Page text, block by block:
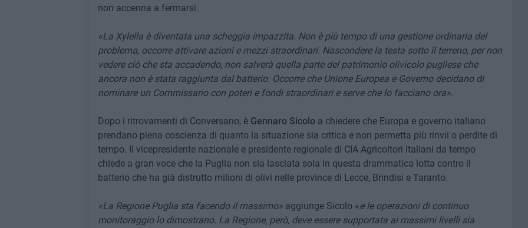
non accenna a fermarsi.
«La Xylella è diventata una scheggia impazzita. Non è più tempo di una gestione ordinaria del
problema, occorre attivare azioni e mezzi straordinari. Nascondere la testa sotto il terreno, per non
vedere ciò che sta accadendo, non salverà quella parte del patrimonio olivicolo pugliese che
ancora non è stata raggiunta dal batterio. Occorre che Unione Europea e Governo decidano di
nominare un Commissario con poteri e fondi straordinari e serve che lo facciano ora».
Dopo i ritrovamenti di Conversano, è Gennaro Sicoloa chiedere che Europa e governo italiano
prendano piena coscienza di quanto la situazione sia critica e non permetta più rinvii o perdite di
tempo. Il vicepresidente nazionale e presidente regionale di CIA Agricoltori Italiani da tempo
chiede a gran voce che la Puglia non sia lasciata sola in questa drammatica lotta contro il
batterio che ha già distrutto milioni di olivi nelle province di Lecce, Brindisi e Taranto.
«La Regione Puglia sta facendo il massimo»aggiunge Sicolo «e le operazioni di continuo
monitoraggio lo dimostrano. La Regione, però, deve essere supportata ai massimi livelli sia